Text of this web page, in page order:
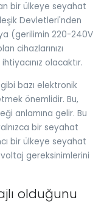
bir ülkeye seyahat
Devletleri'nden
(gerilimin 220-240V
cihazlarınızı
olacaktır.
bazı elektronik
önemlidir. Bu,
anlamına gelir. Bu
bir seyahat
bir ülkeye seyahat
gereksinimlerini
olduğunu